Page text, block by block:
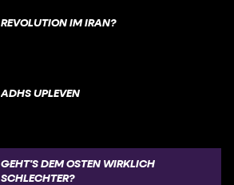
REVOLUTION IM IRAN?
ADHS UPLEVEN
GEHT'S DEM OSTEN WIRKLICH
SCHLECHTER?